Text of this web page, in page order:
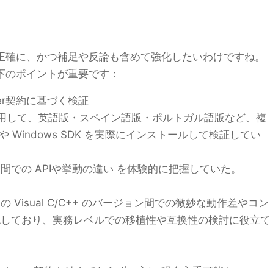
に、かつ補足や反論も含めて強化したいわけですね。
ポイントが重要です：
約に基づく検証
して、英語版・スペイン語版・ポルトガル語版など、複
Windows SDK を実際にインストールして検証してい
での APIや挙動の違い を体験的に把握していた。
Visual C/C++ のバージョン間での微妙な動作差やコン
ており、実務レベルでの移植性や互換性の検討に役立て